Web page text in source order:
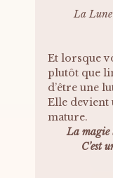
La Lune
Et lorsque
plutôt que
d’être une
Elle devient
mature.
La magie
C’est